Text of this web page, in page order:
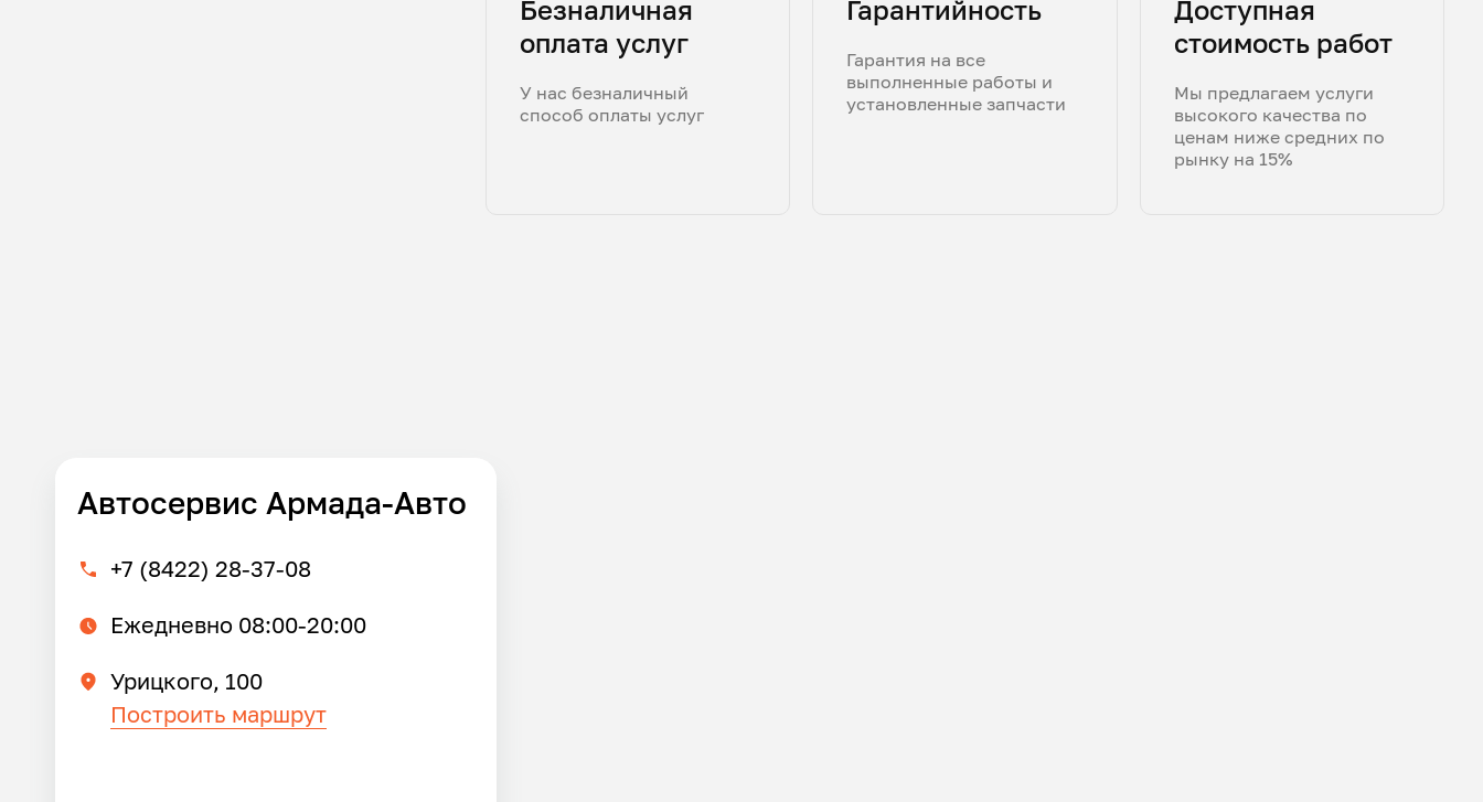
Безналичная
оплата услуг
У нас безналичный
способ оплаты услуг
Гарантийность
Гарантия на все
выполненные работы и
установленные запчасти
Доступная
стоимость работ
Мы предлагаем услуги
высокого качества по
ценам ниже средних по
рынку на 15%
Автосервис Армада-Авто
+7 (8422) 28-37-08
Ежедневно 08:00-20:00
Урицкого, 100
Построить маршрут